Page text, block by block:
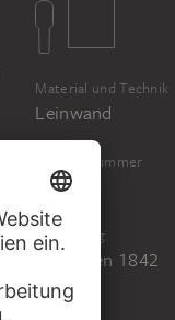
Material und Technik
Leinwand
Inventarnummer
893
Erwerbung
Erworben 1842
Status